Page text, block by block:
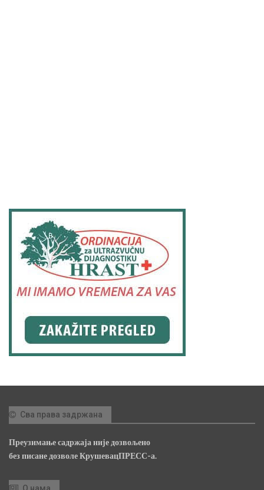
Сва права задржана
Преузимање садржаја није дозвољено
без писане дозволе КрушевацПРЕСС-а.